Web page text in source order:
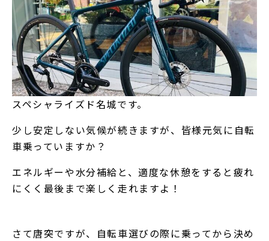
スペシャライズド名城です。
少し安定しない気候が続きますが、皆様元気に自転
車乗っていますか？
エネルギーや水分補給と、適度な休憩をすると疲れ
にくく最後まで楽しく走れますよ！
さて唐突ですが、自転車選びの際に乗ってから決め